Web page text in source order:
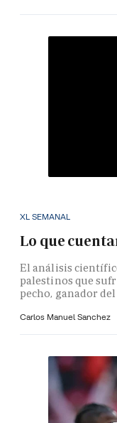
XL SEMANAL
Lo que
El análisis
palestinos que
pecho, ganador
Carlos Manuel Sanchez